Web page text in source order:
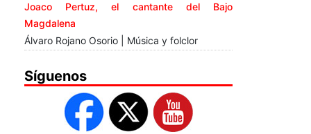
Joaco Pertuz, el cantante del Bajo
Magdalena
Álvaro Rojano Osorio | Música y folclor
Síguenos